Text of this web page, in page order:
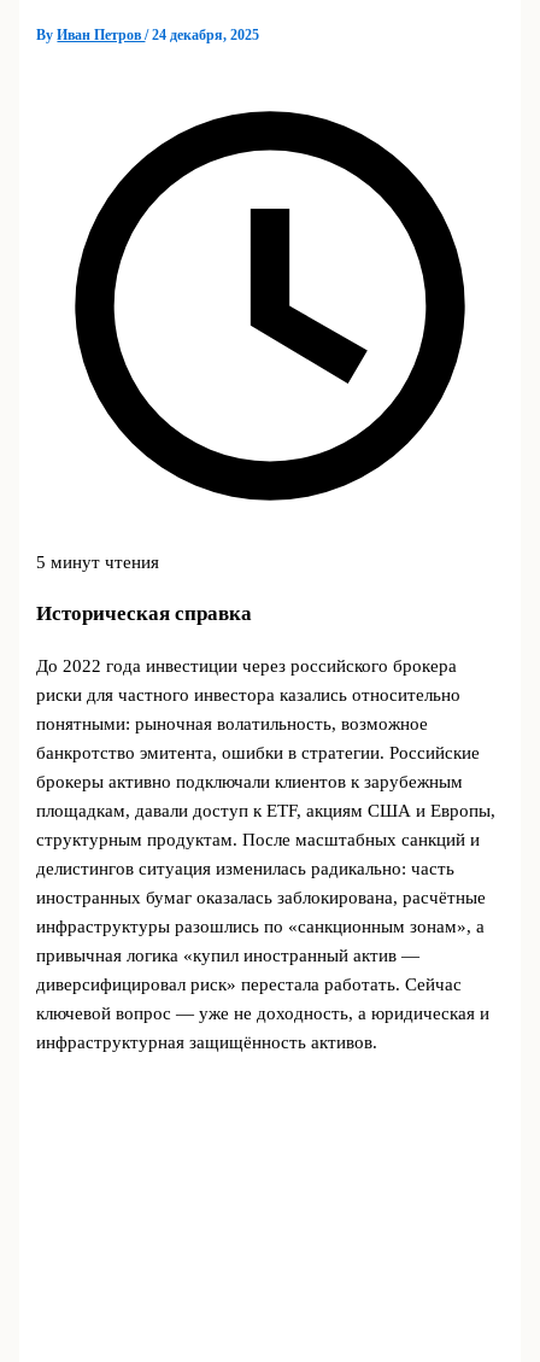
ByИван Петров/24 декабря, 2025
5 минут чтения
Историческая справка
До 2022 года инвестиции через российского брокера
риски для частного инвестора казались относительно
понятными: рыночная волатильность, возможное
банкротство эмитента, ошибки в стратегии. Российские
брокеры активно подключали клиентов к зарубежным
площадкам, давали доступ к ETF, акциям США и Европы,
структурным продуктам. После масштабных санкций и
делистингов ситуация изменилась радикально: часть
иностранных бумаг оказалась заблокирована, расчётные
инфраструктуры разошлись по «санкционным зонам», а
привычная логика «купил иностранный актив —
диверсифицировал риск» перестала работать. Сейчас
ключевой вопрос — уже не доходность, а юридическая и
инфраструктурная защищённость активов.